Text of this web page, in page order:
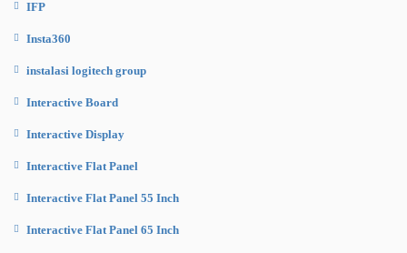
IFP
Insta360
instalasi logitech group
Interactive Board
Interactive Display
Interactive Flat Panel
Interactive Flat Panel 55 Inch
Interactive Flat Panel 65 Inch